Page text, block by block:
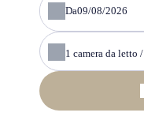
Da
1 camera da letto /